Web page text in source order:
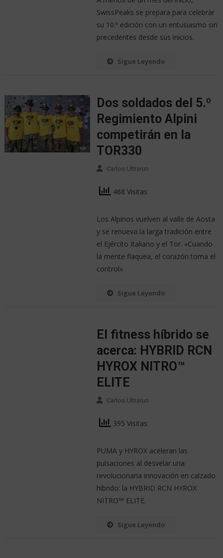
SwissPeaks se prepara para celebrar
su 10.ª edición con un entusiasmo sin
precedentes desde sus inicios.
Sigue Leyendo
Dos soldados del 5.º
Regimiento Alpini
competirán en la
TOR330
Carlos Ultrarun
468 Visitas
Los Alpinos vuelven al valle de Aosta
y se renueva la larga tradición entre
el Ejército Italiano y el Tor. «Cuando
la mente flaquea, el corazón toma el
control»
Sigue Leyendo
El fitness híbrido se
acerca: HYBRID RCN
HYROX NITRO™
ELITE
Carlos Ultrarun
395 Visitas
PUMA y HYROX aceleran las
pulsaciones al desvelar una
revolucionaria innovación en calzado
híbrido: la HYBRID RCN HYROX
NITRO™ ELITE.
Sigue Leyendo